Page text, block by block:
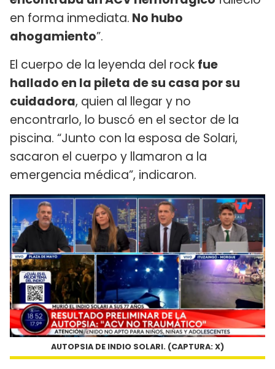
en forma inmediata. No hubo
ahogamiento”.
El cuerpo de la leyenda del rock fue
hallado en la pileta de su casa por su
cuidadora, quien al llegar y no
encontrarlo, lo buscó en el sector de la
piscina. “Junto con la esposa de Solari,
sacaron el cuerpo y llamaron a la
emergencia médica”, indicaron.
AUTOPSIA DE INDIO SOLARI. (CAPTURA: X)